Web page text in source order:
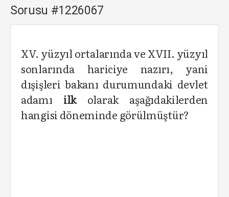
Sorusu #1226067
XV. yüzyıl ortalarında ve XVII. yüzyıl
sonlarında hariciye nazırı, yani
dışişleri bakanı durumundaki devlet
adamı ilkolarak aşağıdakilerden
hangisi döneminde görülmüştür?